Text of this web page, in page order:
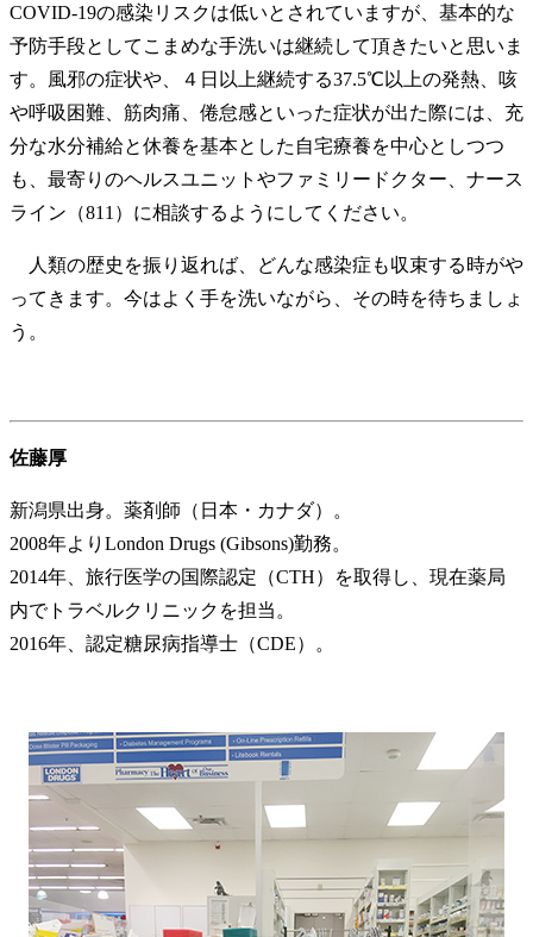
COVID-19の感染リスクは低いとされていますが、基本的な
予防手段としてこまめな手洗いは継続して頂きたいと思いま
す。風邪の症状や、４日以上継続する37.5℃以上の発熱、咳
や呼吸困難、筋肉痛、倦怠感といった症状が出た際には、充
分な水分補給と休養を基本とした自宅療養を中心としつつ
も、最寄りのヘルスユニットやファミリードクター、ナース
ライン（811）に相談するようにしてください。
人類の歴史を振り返れば、どんな感染症も収束する時がや
ってきます。今はよく手を洗いながら、その時を待ちましょ
う。
佐藤厚
新潟県出身。薬剤師（日本・カナダ）。
2008年よりLondon Drugs (Gibsons)勤務。
2014年、旅行医学の国際認定（CTH）を取得し、現在薬局
内でトラベルクリニックを担当。
2016年、認定糖尿病指導士（CDE）。